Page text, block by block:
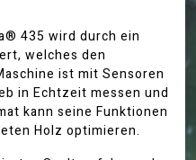
435 wird durch ein
welches den
ist mit Sensoren
in Echtzeit messen und
kann seine Funktionen
Holz optimieren.